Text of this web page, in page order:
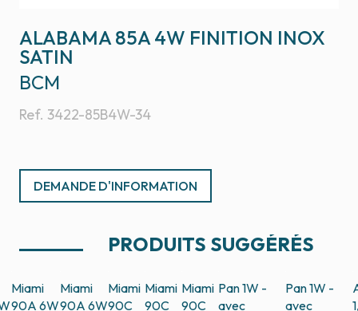
ALABAMA 85A 4W FINITION INOX
SATIN
Ref. 3422-85B4W-34
BCM
DEMANDE D'INFORMATION
PRODUITS SUGGÉRÉS
Miami
90A 6W
Miami
90A 6W
Miami
90C
Miami
90C
Miami
90C
Pan 1W -
avec
Pan 1W -
avec